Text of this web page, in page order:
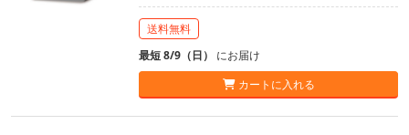
送料無料
最短 8/9（日） にお届け
カートに入れる